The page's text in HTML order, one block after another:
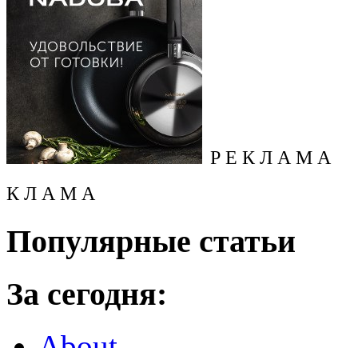
Р Е К Л А М А
К Л А М А
Популярные статьи
За сегодня: